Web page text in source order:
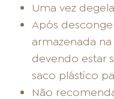
Uma vez
Após
armazenada
devendo estar
saco plástico
Não